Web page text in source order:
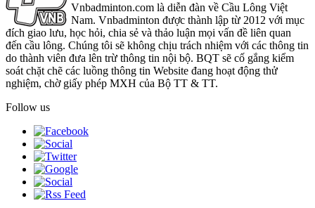
Vnbadminton.com là diễn đàn về Cầu Lông Việt
Nam. Vnbadminton được thành lập từ 2012 với mục
đích giao lưu, học hỏi, chia sẻ và thảo luận mọi vấn đề liên quan
đến cầu lông. Chúng tôi sẽ không chịu trách nhiệm với các thông tin
do thành viên đưa lên trừ thông tin nội bộ. BQT sẽ cố gắng kiểm
soát chặt chẽ các luồng thông tin Website đang hoạt động thử
nghiệm, chờ giấy phép MXH của Bộ TT & TT.
Follow us